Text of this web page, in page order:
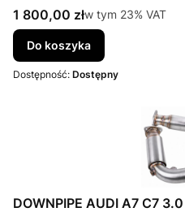
Cena brutto
1 800,00 złw tym %s VAT
w tym 23% VAT
Do koszyka
Dostępność: Dostępny
DOWNPIPE AUDI A7 C7